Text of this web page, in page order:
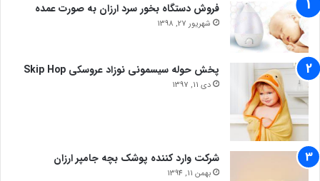
فروش دستگاه بخور سرد ارزان به صورت عمده
شهریور 27, 1398
پخش حوله سیسمونی نوزاد عروسکی Skip Hop
دی 11, 1397
شرکت وارد کننده پوشک بچه جامپر ارزان
بهمن 11, 1394